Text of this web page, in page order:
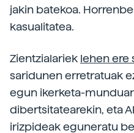
jakin batekoa.
kasualitatea.
Zientzialariek lehen ere
saridunen erretratuak
egun ikerketa-
dibertsitatearekin, eta
irizpideak eguneratu